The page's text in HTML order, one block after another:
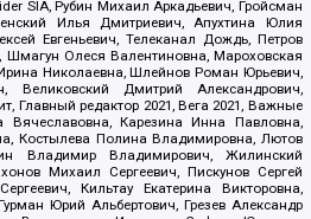
SIA, Рубин Михаил Аркадьевич, Гройсман
Илья Дмитриевич, Апухтина Юлия
Евгеньевич, Телеканал Дождь, Петров
Шмагун Олеся Валентиновна, Мароховская
Николаевна, Шлейнов Роман Юрьевич,
Великовский Дмитрий Александрович,
Главный редактор 2021, Вега 2021, Важные
Вячеславовна, Карезина Инна Павловна,
Костылева Полина Владимировна, Лютов
Владимир Владимирович, Жилинский
Михаил Сергеевич, Пискунов Сергей
Кильтау Екатерина Викторовна,
Юрий Альбертович, Грезев Александр